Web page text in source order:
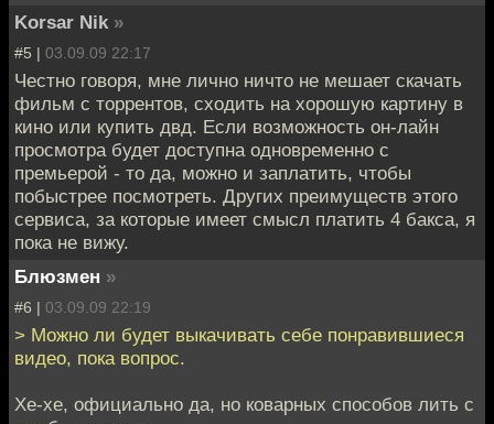
Korsar Nik »
#5 | 03.09.09 22:17
Честно говоря, мне лично ничто не мешает скачать
фильм с торрентов, сходить на хорошую картину в
кино или купить двд. Если возможность он-лайн
просмотра будет доступна одновременно с
премьерой - то да, можно и заплатить, чтобы
побыстрее посмотреть. Других преимуществ этого
сервиса, за которые имеет смысл платить 4 бакса, я
пока не вижу.
Блюзмен »
#6 | 03.09.09 22:19
> Можно ли будет выкачивать себе понравившиеся
видео, пока вопрос.
Хе-хе, официально да, но коварных способов лить с